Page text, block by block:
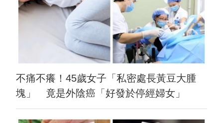
不痛不癢！45歲女子「私密處長黃豆大腫
塊」 竟是外陰癌「好發於停經婦女」